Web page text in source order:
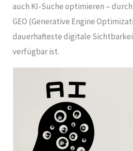
auch KI-Suche optimieren –
GEO (Generative Engine
dauerhafteste digitale
verfügbar ist.